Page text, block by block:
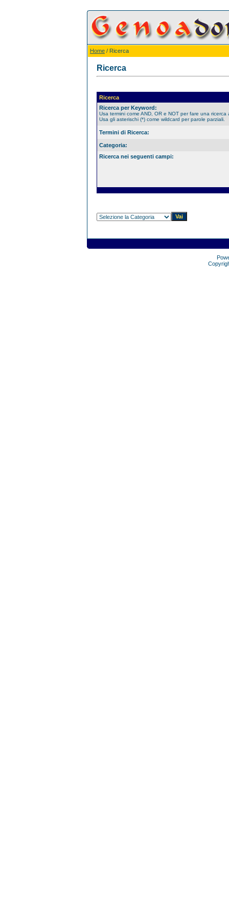
Home / Ricerca
Ricerca
Ricerca
Ricerca per Keyword:
Usa termini come AND, OR e NOT per fare una ricerca
Usa gli asterischi (*) come wildcard per parole parziali.
Termini di Ricerca:
Categoria:
Ricerca nei seguenti campi: